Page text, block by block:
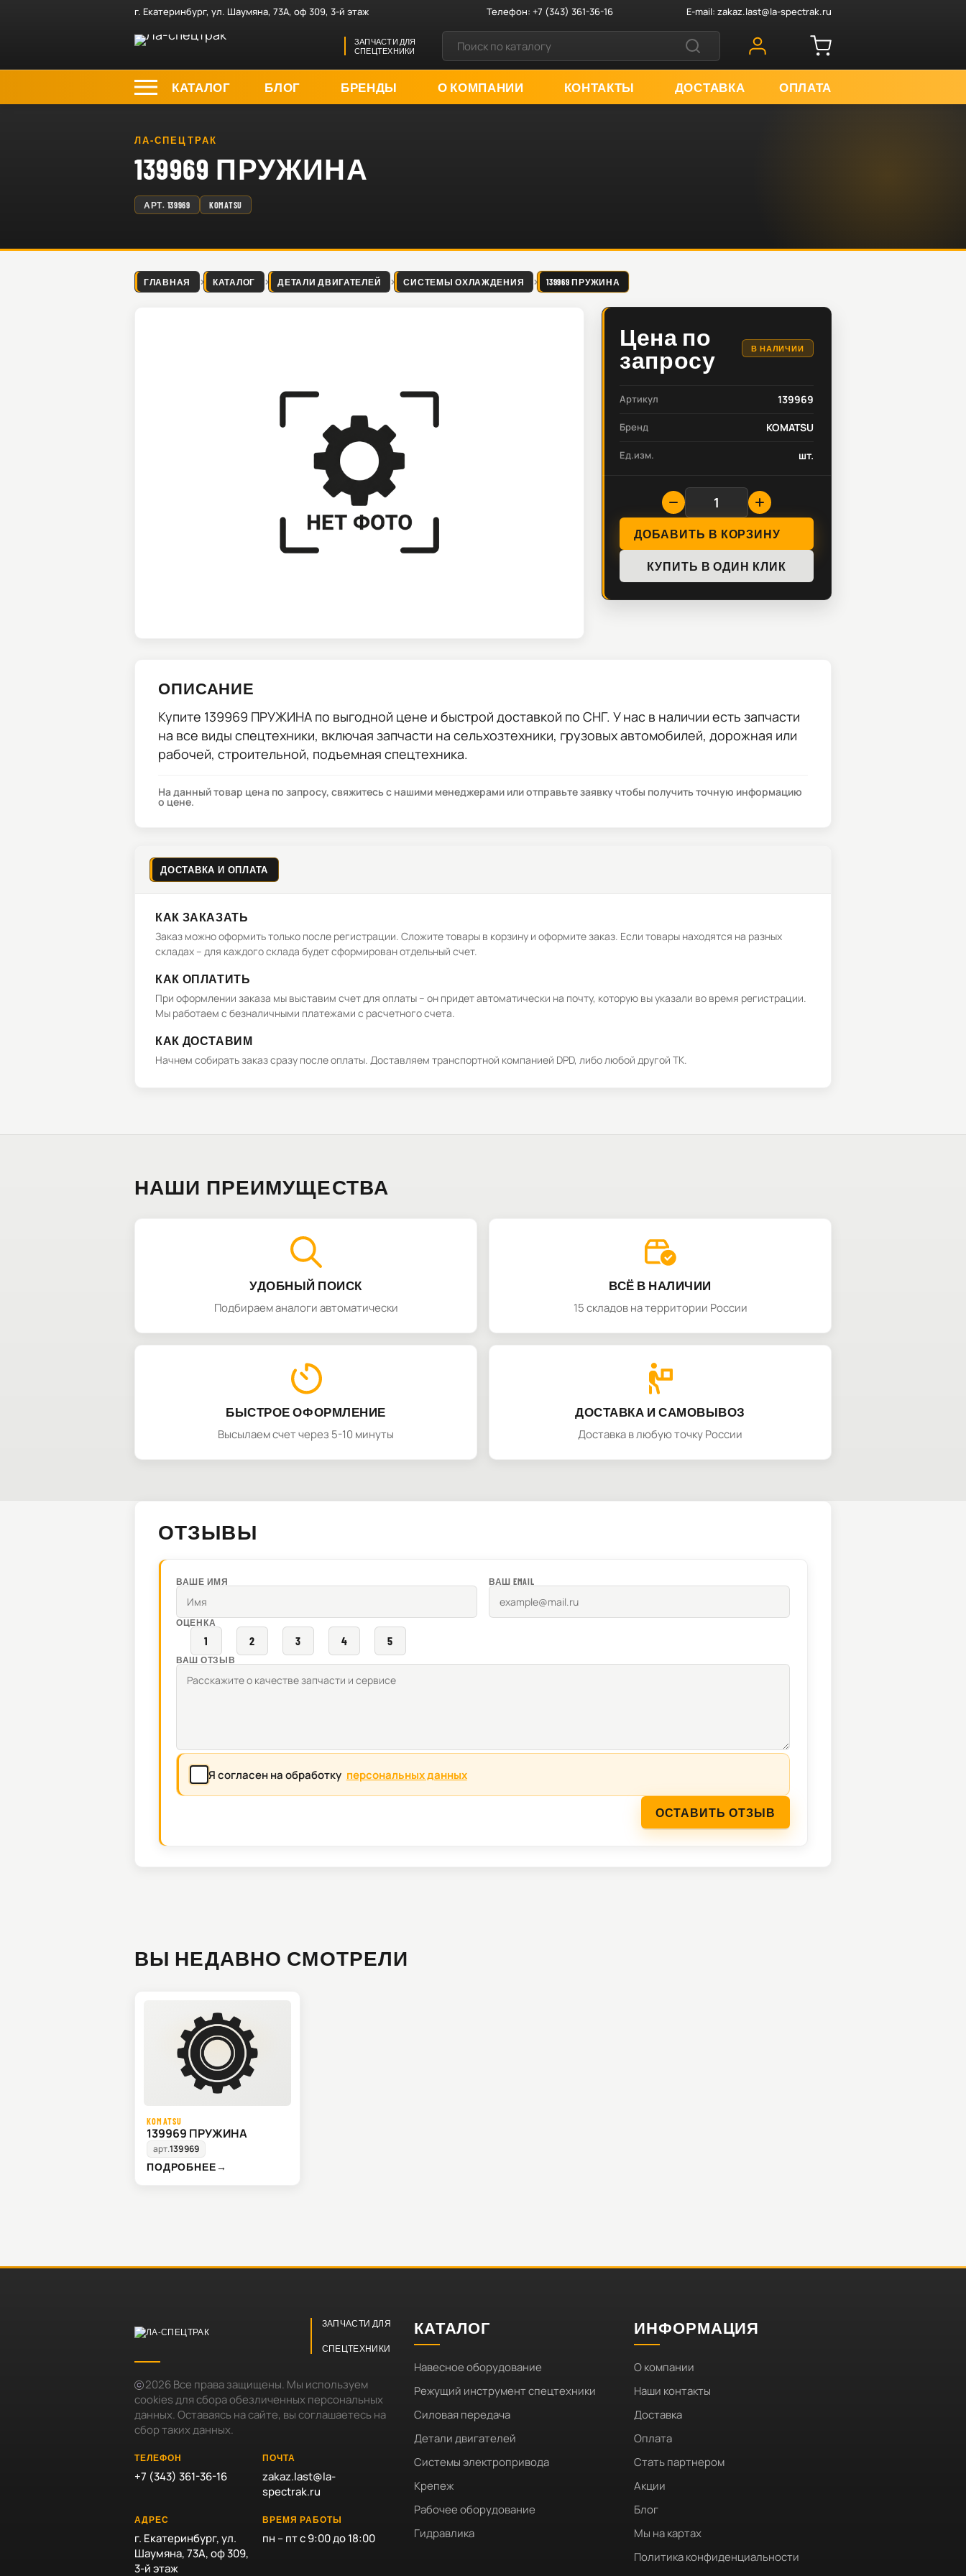
г. Екатеринбург, ул. Шаумяна, 73А, оф 309, 3-й этаж Телефон:+7 (343) 361-36-16 E-mail: zakaz.last@la-spectrak.ru
ЗАПЧАСТИ ДЛЯ
СПЕЦТЕХНИКИ
КАТАЛОГ БЛОГ БРЕНДЫ О КОМПАНИИ КОНТАКТЫ ДОСТАВКА ОПЛАТА
ЛА-СПЕЦТРАК
139969 ПРУЖИНА
АРТ. 139969 KOMATSU
ГЛАВНАЯ КАТАЛОГ ДЕТАЛИ ДВИГАТЕЛЕЙ СИСТЕМЫ ОХЛАЖДЕНИЯ 139969 ПРУЖИНА
Цена по
запросу
В НАЛИЧИИ
Артикул 139969
Бренд KOMATSU
Ед.изм. шт.
ДОБАВИТЬ В КОРЗИНУ
КУПИТЬ В ОДИН КЛИК
ОПИСАНИЕ
Купите 139969 ПРУЖИНА по выгодной цене и быстрой доставкой по СНГ. У нас в наличии есть запчасти
на все виды спецтехники, включая запчасти на сельхозтехники, грузовых автомобилей, дорожная или
рабочей, строительной, подъемная спецтехника.
На данный товар цена по запросу, свяжитесь с нашими менеджерами или отправьте заявку чтобы получить точную информацию
о цене.
ДОСТАВКА И ОПЛАТА
КАК ЗАКАЗАТЬ
Заказ можно оформить только после регистрации. Сложите товары в корзину и оформите заказ. Если товары находятся на разных
складах – для каждого склада будет сформирован отдельный счет.
КАК ОПЛАТИТЬ
При оформлении заказа мы выставим счет для оплаты – он придет автоматически на почту, которую вы указали во время регистрации.
Мы работаем с безналичными платежами с расчетного счета.
КАК ДОСТАВИМ
Начнем собирать заказ сразу после оплаты. Доставляем транспортной компанией DPD, либо любой другой ТК.
НАШИ ПРЕИМУЩЕСТВА
УДОБНЫЙ ПОИСК
Подбираем аналоги автоматически
ВСЁ В НАЛИЧИИ
15 складов на территории России
БЫСТРОЕ ОФОРМЛЕНИЕ
Высылаем счет через 5-10 минуты
ДОСТАВКА И САМОВЫВОЗ
Доставка в любую точку России
ОТЗЫВЫ
ВАШЕ ИМЯ ВАШ EMAIL
ОЦЕНКА
1 2 3 4 5
ВАШ ОТЗЫВ
Я согласен на обработку персональных данных
ОСТАВИТЬ ОТЗЫВ
ВЫ НЕДАВНО СМОТРЕЛИ
KOMATSU
139969 ПРУЖИНА
арт.139969
ПОДРОБНЕЕ→
ЗАПЧАСТИ ДЛЯ
СПЕЦТЕХНИКИ
2026Все права защищены. Мы используем
cookies для сбора обезличенных персональных
данных. Оставаясь на сайте, вы соглашаетесь на
сбор таких данных.
ТЕЛЕФОН
+7 (343) 361-36-16
ПОЧТА
zakaz.last@la-
spectrak.ru
АДРЕС
г. Екатеринбург, ул.
Шаумяна, 73А, оф 309,
3-й этаж
ВРЕМЯ РАБОТЫ
пн – пт с 9:00 до 18:00
КАТАЛОГ
Навесное оборудование
Режущий инструмент спецтехники
Силовая передача
Детали двигателей
Системы электропривода
Крепеж
Рабочее оборудование
Гидравлика
ИНФОРМАЦИЯ
О компании
Наши контакты
Доставка
Оплата
Стать партнером
Акции
Блог
Мы на картах
Политика конфиденциальности